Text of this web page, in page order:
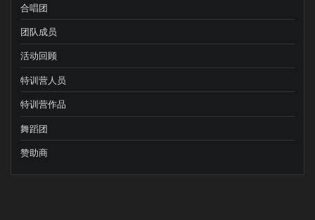
合唱团
团队成员
活动回顾
特训营人员
特训营作品
舞蹈团
赞助商